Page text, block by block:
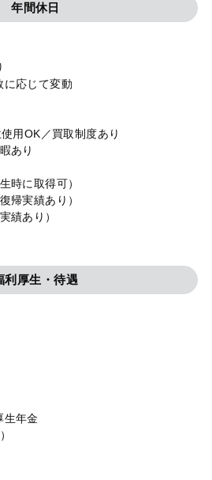
年間休日
に応じて変動
用OK／買取制度あり
あり
時に取得可）
帰実績あり）
績あり）
利厚生・待遇
生年金